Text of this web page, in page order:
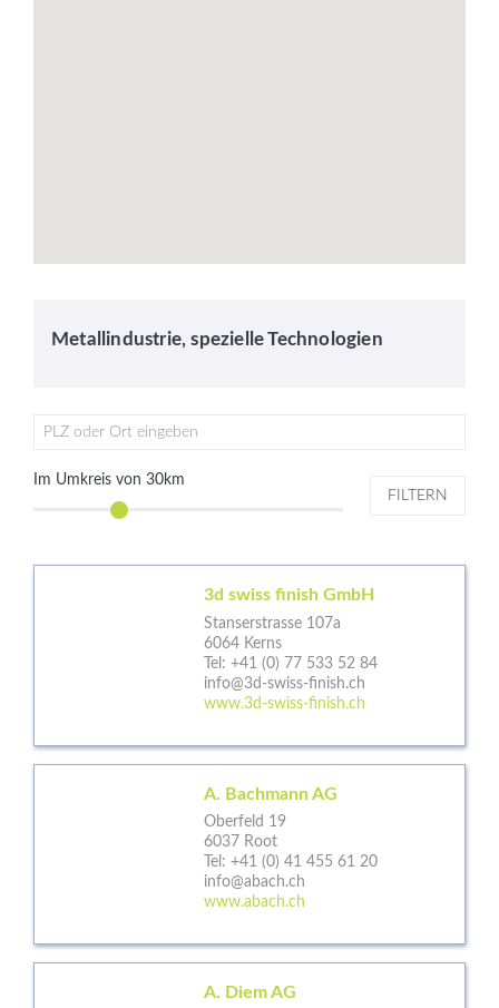
Metallindustrie, spezielle Technologien
PLZ oder Ort eingeben
Im Umkreis von 30km
FILTERN
3d swiss finish GmbH
Stanserstrasse 107a
6064 Kerns
Tel: +41 (0) 77 533 52 84
info@3d-swiss-finish.ch
www.3d-swiss-finish.ch
A. Bachmann AG
Oberfeld 19
6037 Root
Tel: +41 (0) 41 455 61 20
info@abach.ch
www.abach.ch
A. Diem AG